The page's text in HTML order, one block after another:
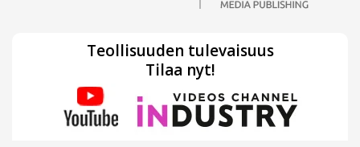
Teollisuuden tulevaisuus
Tilaa nyt!